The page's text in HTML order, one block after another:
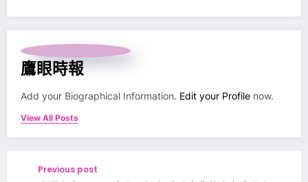
鷹眼時報
Add your Biographical Information. Edit your Profile now.
View All Posts
Previous post